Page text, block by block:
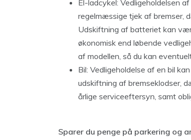
El-ladcykel: Vedligeholdelsen
regelmæssige tjek af bremser,
Udskiftning af batteriet kan
økonomisk end løbende
af modellen, så du kan
Bil: Vedligeholdelse af en bil
udskiftning af bremseklodser,
årlige serviceeftersyn, samt
Sparer du penge på parkering og